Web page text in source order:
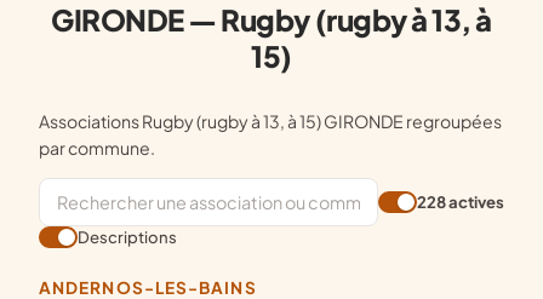
GIRONDE — Rugby (rugby à 13, à
15)
Associations Rugby (rugby à 13, à 15) GIRONDE regroupées
par commune.
228 actives
Descriptions
ANDERNOS-LES-BAINS